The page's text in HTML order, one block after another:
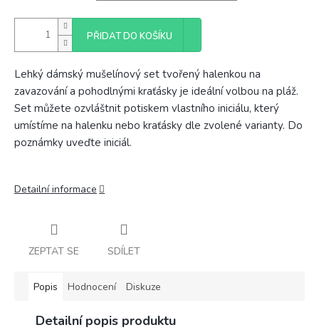
PŘIDAT DO KOŠÍKU
Lehký dámský mušelínový set tvořený halenkou na
zavazování a pohodlnými kraťásky je ideální volbou na pláž.
Set můžete ozvláštnit potiskem vlastního iniciálu, který
umístíme na halenku nebo kraťásky dle zvolené varianty. Do
poznámky uveďte iniciál.
Detailní informace
ZEPTAT SE SDÍLET
Popis Hodnocení Diskuze
Detailní popis produktu